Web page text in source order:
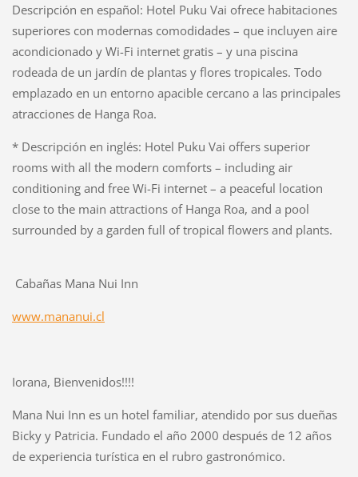
Descripción en español: Hotel Puku Vai ofrece habitaciones
superiores con modernas comodidades – que incluyen aire
acondicionado y Wi-Fi internet gratis – y una piscina
rodeada de un jardín de plantas y flores tropicales. Todo
emplazado en un entorno apacible cercano a las principales
atracciones de Hanga Roa.
* Descripción en inglés: Hotel Puku Vai offers superior
rooms with all the modern comforts – including air
conditioning and free Wi-Fi internet – a peaceful location
close to the main attractions of Hanga Roa, and a pool
surrounded by a garden full of tropical flowers and plants.
Cabañas Mana Nui Inn
www.mananui.cl
Iorana, Bienvenidos!!!!
Mana Nui Inn es un hotel familiar, atendido por sus dueñas
Bicky y Patricia. Fundado el año 2000 después de 12 años
de experiencia turística en el rubro gastronómico.